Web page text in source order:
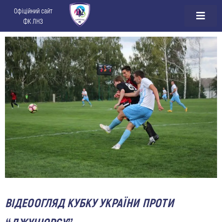
Офіційний сайт
ФК ЛНЗ
ВІДЕООГЛЯД КУБКУ УКРАЇНИ ПРОТИ